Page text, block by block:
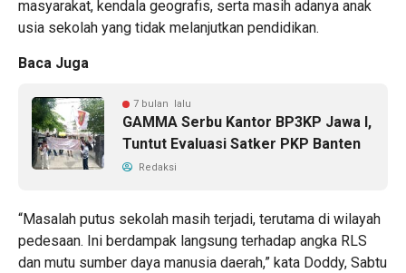
masyarakat, kendala geografis, serta masih adanya anak
usia sekolah yang tidak melanjutkan pendidikan.
Baca Juga
7 bulan lalu
GAMMA Serbu Kantor BP3KP Jawa I,
Tuntut Evaluasi Satker PKP Banten
Redaksi
“Masalah putus sekolah masih terjadi, terutama di wilayah
pedesaan. Ini berdampak langsung terhadap angka RLS
dan mutu sumber daya manusia daerah,” kata Doddy, Sabtu